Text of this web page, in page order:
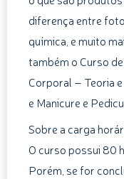
diferença entre
química, e muito
também o Curso
Corporal – Teoria
e Manicure e
Sobre a carga
O curso possui 80
Porém, se for